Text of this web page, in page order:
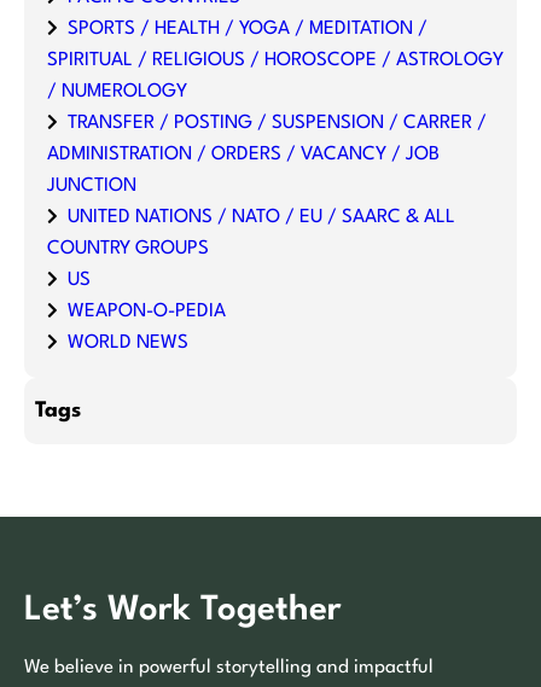
SPORTS / HEALTH / YOGA / MEDITATION /
SPIRITUAL / RELIGIOUS / HOROSCOPE / ASTROLOGY
/ NUMEROLOGY
TRANSFER / POSTING / SUSPENSION / CARRER /
ADMINISTRATION / ORDERS / VACANCY / JOB
JUNCTION
UNITED NATIONS / NATO / EU / SAARC & ALL
COUNTRY GROUPS
US
WEAPON-O-PEDIA
WORLD NEWS
Tags
Let’s Work Together
We believe in powerful storytelling and impactful